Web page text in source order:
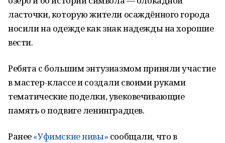
ласточки, которую жители осаждённого города
носили на одежде как знак надежды на хорошие
вести.
Ребята с большим энтузиазмом приняли участие
в мастер-классе и создали своими руками
тематические поделки, увековечивающие
память о подвиге ленинградцев.
Ранее«Уфимские нивы» сообщали, что в